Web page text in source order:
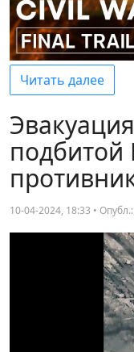
Читать далее
10-04-2024, 18:33 • Опубл.: